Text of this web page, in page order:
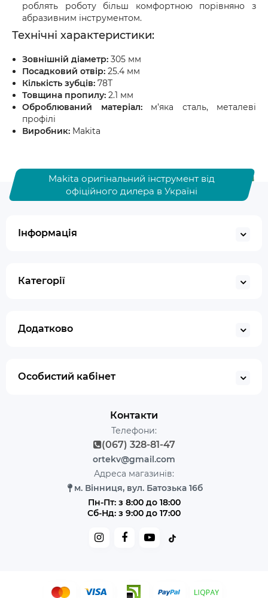
роблять роботу більш комфортною порівняно з
абразивним інструментом.
Технічні характеристики:
Зовнішній діаметр: 305 мм
Посадковий отвір: 25.4 мм
Кількість зубців: 78Т
Товщина пропилу: 2.1 мм
Оброблюваний матеріал:м’яка сталь, металеві
профілі
Виробник: Makita
Makita оригінальний інструмент від
офіційного дилера в Україні
Інформація
Категорії
Додатково
Особистий кабінет
Контакти
Телефони:
(067) 328-81-47
ortekv@gmail.com
Адреса магазинів:
м. Вінниця, вул. Батозька 16б
Пн-Пт: з 8:00 до 18:00
Сб-Нд: з 9:00 до 17:00